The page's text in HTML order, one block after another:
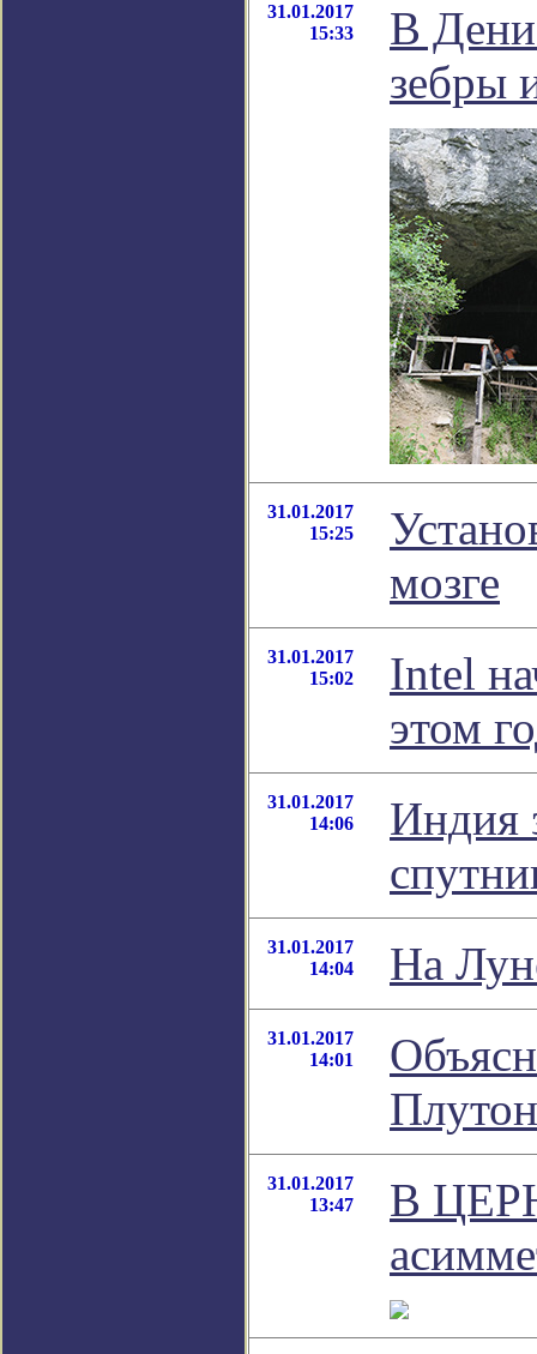
31.01.2017
15:33
В
зебры
31.01.2017
15:25
мозге
31.01.2017
15:02
Intel
этом
31.01.2017
14:06
Индия
31.01.2017
14:04
На
31.01.2017
14:01
31.01.2017
13:47
В